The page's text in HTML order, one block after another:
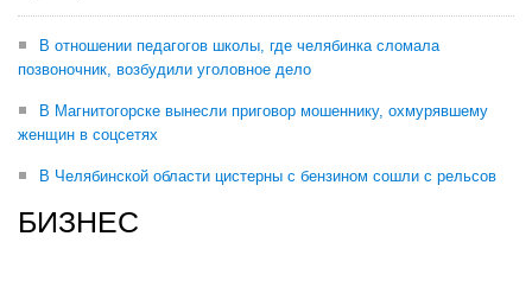
В отношении педагогов школы, где челябинка сломала
позвоночник, возбудили уголовное дело
В Магнитогорске вынесли приговор мошеннику, охмурявшему
женщин в соцсетях
В Челябинской области цистерны с бензином сошли с рельсов
БИЗНЕС